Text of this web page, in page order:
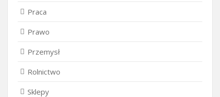
Praca
Prawo
Przemysł
Rolnictwo
Sklepy